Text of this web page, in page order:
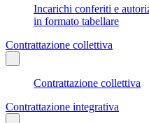
Incarichi conferiti e
in formato tabellare
Contrattazione collettiva
Contrattazione collettiva
Contrattazione integrativa